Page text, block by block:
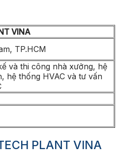
VINA
TP.HCM
và thi công nhà xưởng, hệ
hệ thống HVAC và tư vấn
PLANT VINA